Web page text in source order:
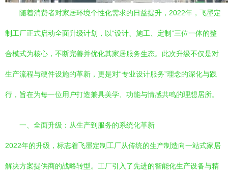
随着消费者对家居环境个性化需求的日益提升，2022年，飞墨定
制工厂正式启动全面升级计划，以“设计、施工、定制”三位一体的整
合模式为核心，不断完善并优化其家居服务生态。此次升级不仅是对
生产流程与硬件设施的革新，更是对“专业设计服务”理念的深化与践
行，旨在为每一位用户打造兼具美学、功能与情感共鸣的理想居所。
一、全面升级：从生产到服务的系统化革新
2022年的升级，标志着飞墨定制工厂从传统的生产制造向一站式家居
解决方案提供商的战略转型。工厂引入了先进的智能化生产设备与精